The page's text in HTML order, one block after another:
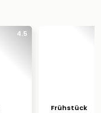
4.5
Frühstück